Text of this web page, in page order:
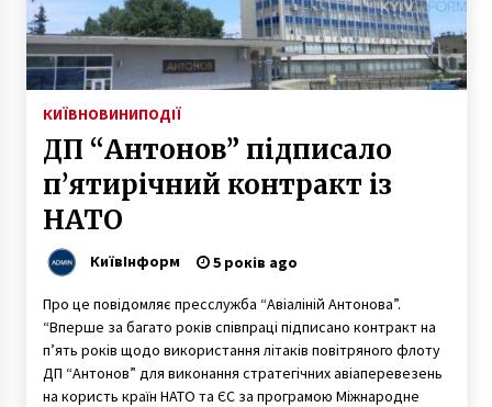
Под Киевом разгорается скандал с
львовским мусором (Фото)
10 років ago
Біля метро “Лісова” автомобіль Volkswagen
“наздогнав” і перекинув маршрутку
5 років ago
безкоштовний преміум-доступ для всіх
Оля Полякова різко відповіла тим, хто
засудив її за концерт з Кіркоровим у Дубаї
6 років ago
КИЇВНОВИНИПОДІЇ
ДП “Антонов” підписало
п’ятирічний контракт із
НАТО
КиївІнформ 5 років ago
Про це повідомляє пресслужба “Авіаліній Антонова”.
“Вперше за багато років співпраці підписано контракт на
п’ять років щодо використання літаків повітряного флоту
ДП “Антонов” для виконання стратегічних авіаперевезень
на користь країн НАТО та ЄС за програмою Міжнародне